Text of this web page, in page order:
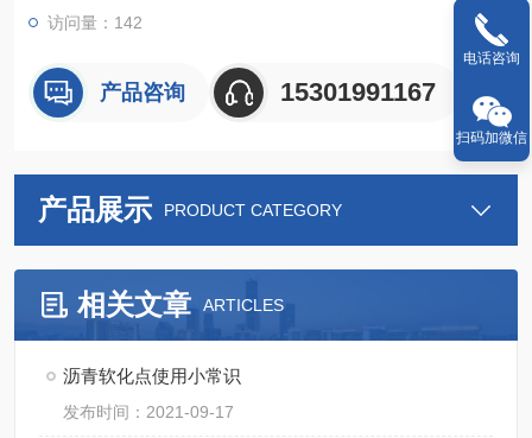
访问量：142
产品咨询 15301991167
产品展示 PRODUCT CATEGORY
相关文章 ARTICLES
沥青软化点使用小常识
发布时间：2021-09-17
电话咨询
扫码加微信